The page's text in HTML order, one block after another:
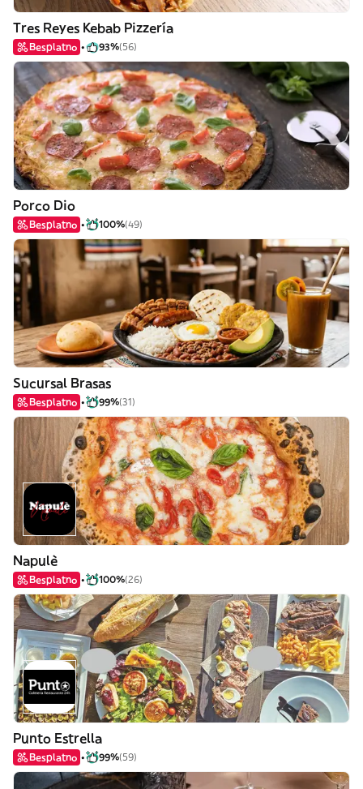
Tres Reyes Kebab Pizzería
Besplatno 93%(56)
Porco Dio
Besplatno 100%(49)
Sucursal Brasas
Besplatno 99%(31)
Napulè
Besplatno 100%(26)
Punto Estrella
Besplatno 99%(59)